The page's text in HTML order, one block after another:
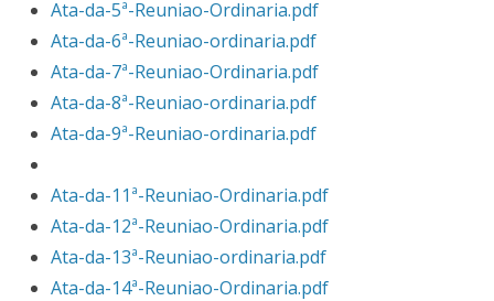
Ata-da-5ª-Reuniao-Ordinaria.pdf
Ata-da-6ª-Reuniao-ordinaria.pdf
Ata-da-7ª-Reuniao-Ordinaria.pdf
Ata-da-8ª-Reuniao-ordinaria.pdf
Ata-da-9ª-Reuniao-ordinaria.pdf
Ata-da-11ª-Reuniao-Ordinaria.pdf
Ata-da-12ª-Reuniao-Ordinaria.pdf
Ata-da-13ª-Reuniao-ordinaria.pdf
Ata-da-14ª-Reuniao-Ordinaria.pdf